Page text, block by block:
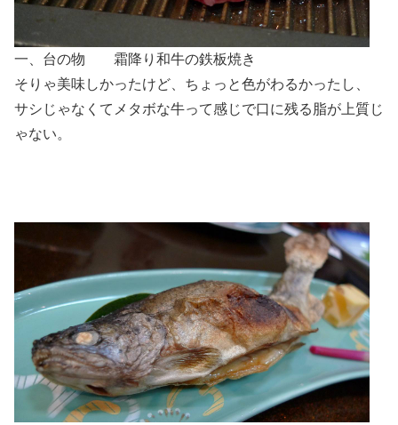
一、台の物 霜降り和牛の鉄板焼き
そりゃ美味しかったけど、ちょっと色がわるかったし、
サシじゃなくてメタボな牛って感じで口に残る脂が上質じ
ゃない。